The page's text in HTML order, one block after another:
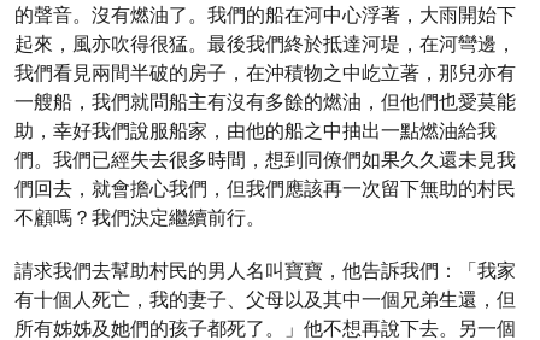
的聲音。沒有燃油了。我們的船在河中心浮著，大雨開始下
起來，風亦吹得很猛。最後我們終於抵達河堤，在河彎邊，
我們看見兩間半破的房子，在沖積物之中屹立著，那兒亦有
一艘船，我們就問船主有沒有多餘的燃油，但他們也愛莫能
助，幸好我們說服船家，由他的船之中抽出一點燃油給我
們。我們已經失去很多時間，想到同僚們如果久久還未見我
們回去，就會擔心我們，但我們應該再一次留下無助的村民
不顧嗎？我們決定繼續前行。
請求我們去幫助村民的男人名叫寶寶，他告訴我們：「我家
有十個人死亡，我的妻子、父母以及其中一個兄弟生還，但
所有姊姊及她們的孩子都死了。」他不想再說下去。另一個